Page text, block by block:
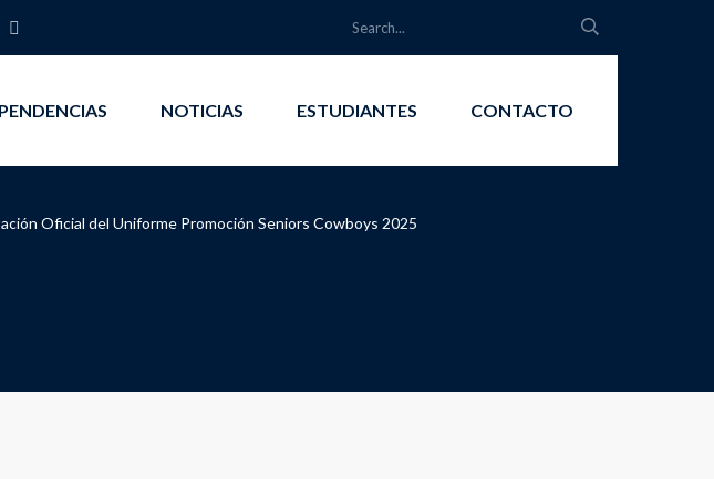
NOTICIAS ESTUDIANTES CONTACTO
Oficial del Uniforme Promoción Seniors Cowboys 2025